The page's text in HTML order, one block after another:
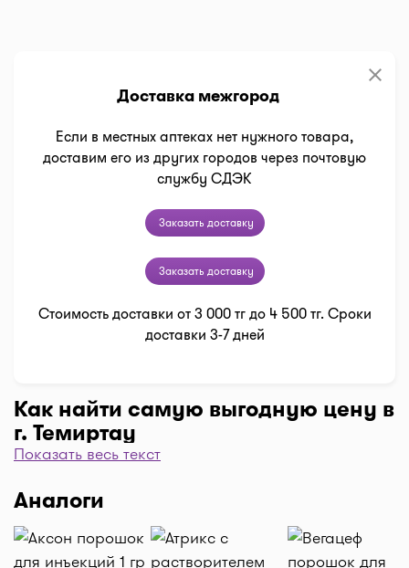
Доставка межгород
clear
Если в местных аптеках нет нужного товара,
доставим его из других городов через почтовую
службу СДЭК
Заказать доставку
Заказать доставку
Стоимость доставки от 3 000 тг до 4 500 тг. Сроки
доставки 3-7 дней
Как найти самую выгодную цену в
г. Темиртау
Чтобы отфильтровать аптеки по цене, нажмите
"Фильтр", далее "По цене, от 1..." и кнопку
"Выбрать". Самая низкая цена в аптеке перед
вами. Экономьте с помощью сервиса I-teka!
Доставка
Показать весь текст
Аналоги